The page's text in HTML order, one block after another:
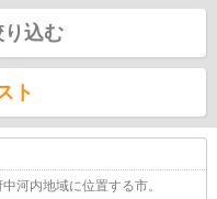
り込む
ト
河内地域に位置する市。